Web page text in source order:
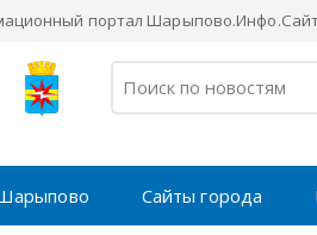
портал
Сайты города